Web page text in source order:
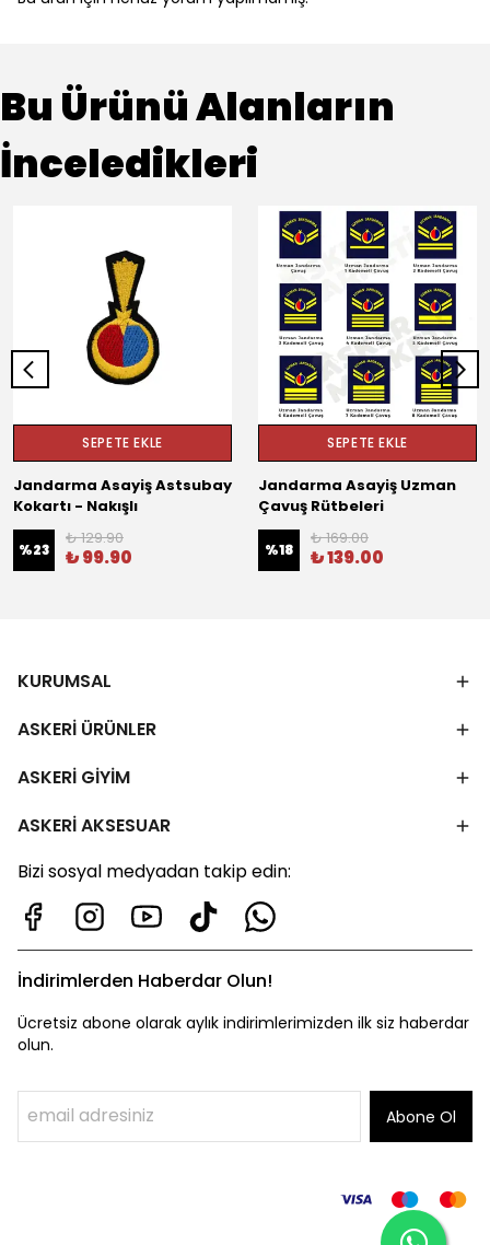
Bu Ürünü Alanların
İnceledikleri
SEPETE EKLE
Jandarma Asayiş Astsubay
Kokartı - Nakışlı
%23
₺ 129.90
₺ 99.90
SEPETE EKLE
Jandarma Asayiş Uzman
Çavuş Rütbeleri
%18
₺ 169.00
₺ 139.00
KURUMSAL
ASKERİ ÜRÜNLER
ASKERİ GİYİM
ASKERİ AKSESUAR
Bizi sosyal medyadan takip edin:
İndirimlerden Haberdar Olun!
Ücretsiz abone olarak aylık indirimlerimizden ilk siz haberdar
olun.
Abone Ol